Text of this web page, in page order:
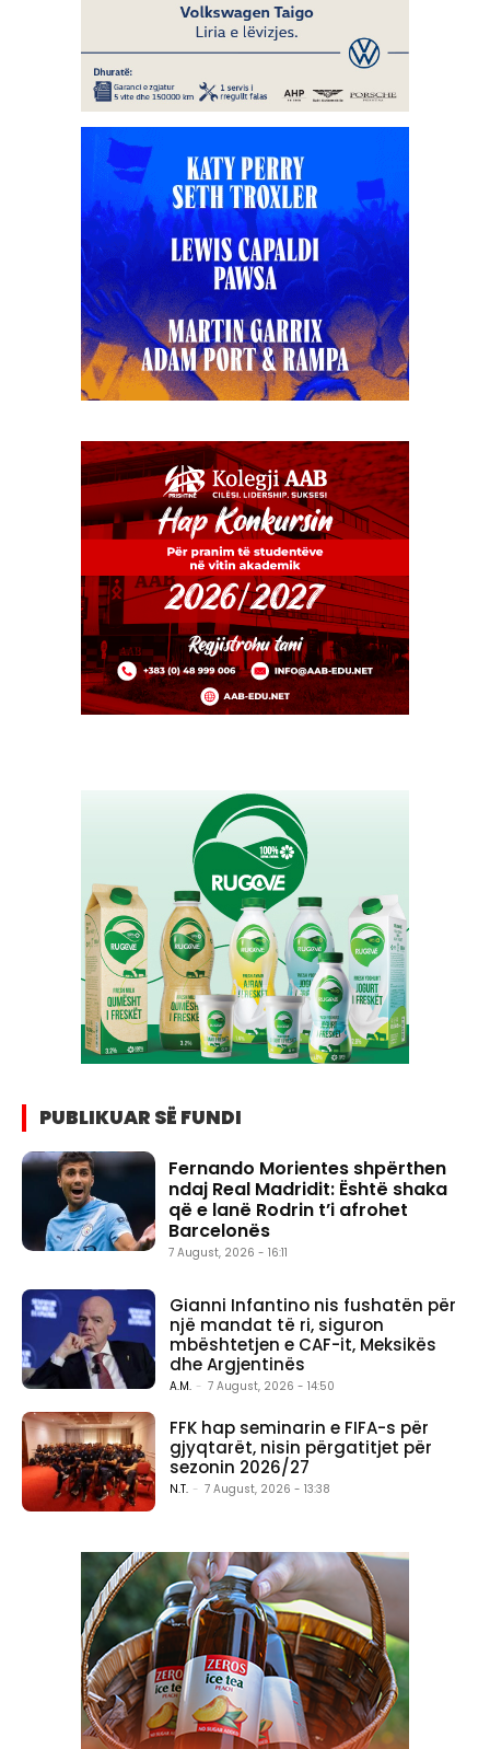
PUBLIKUAR SË FUNDI
Fernando Morientes shpërthen
ndaj Real Madridit: Është shaka
që e lanë Rodrin t’i afrohet
Barcelonës
7 August, 2026 - 16:11
Gianni Infantino nis fushatën për
një mandat të ri, siguron
mbështetjen e CAF-it, Meksikës
dhe Argjentinës
A.M. - 7 August, 2026 - 14:50
FFK hap seminarin e FIFA-s për
gjyqtarët, nisin përgatitjet për
sezonin 2026/27
N.T. - 7 August, 2026 - 13:38